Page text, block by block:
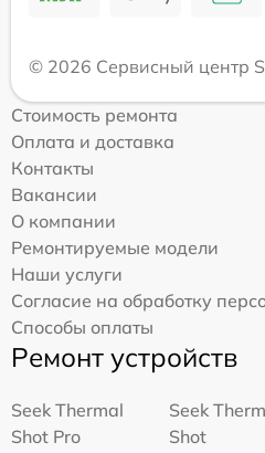
© 2026 Сервисный центр
Стоимость ремонта
Оплата и доставка
Контакты
Вакансии
О компании
Ремонтируемые модели
Наши услуги
Согласие на обработку
Способы оплаты
Ремонт устройств
Seek Thermal
Shot Pro
Seek
Shot